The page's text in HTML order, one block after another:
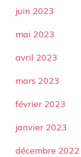
juin 2023
mai 2023
avril 2023
mars 2023
février 2023
janvier 2023
décembre 2022